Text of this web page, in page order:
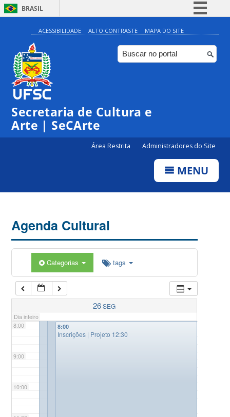
BRASIL
Simplifique!
Comunica BR
Participe
ACESSIBILIDADE ALTO CONTRASTE MAPA DO SITE
Secretaria de Cultura e
Arte | SeCArte
Área Restrita Administradores do Site
MENU
Agenda Cultural
Categorias tags
26SEG
Dia inteiro
0:00
1:00
5:00
7:00
8:00
9:00
10:00
◤Edital Bolsa Cultura 2024
◤Edital | Centro de Cultura de Eventos – Externo
8:00
Inscrições | Projeto 12:30